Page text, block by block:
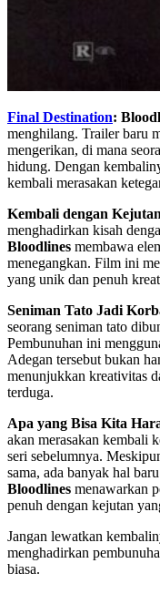
Final Destination:
menghilang. Trailer baru
mengerikan, di mana
hidung. Dengan
kembali merasakan
Kembali dengan
menghadirkan kisah
Bloodlines membawa
menegangkan. Film ini
yang unik dan penuh
Seniman Tato Jadi
seorang seniman tato
Pembunuhan ini
Adegan tersebut bukan
menunjukkan kreativitas
terduga.
Apa yang Bisa Kita
akan merasakan kembali
seri sebelumnya.
sama, ada banyak hal
Bloodlines menawarkan
penuh dengan kejutan
Jangan lewatkan
menghadirkan
biasa.